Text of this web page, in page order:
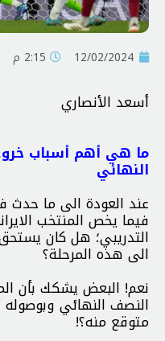
12/02/2024 2:15 م
أسعد الأنصاري
ما هي أهم أسباب
النهائي
عند العودة الى ما حدث
فيما يخص المنتخب
التدريبي؛ هل كان
الى هذه المرحلة؟
نعم! البعض يشكك بأن
النصف النهائي
متوقع منه؟!